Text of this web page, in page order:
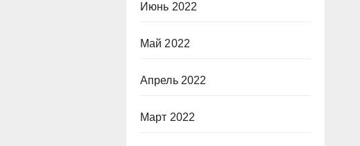
Июнь 2022
Май 2022
Апрель 2022
Март 2022